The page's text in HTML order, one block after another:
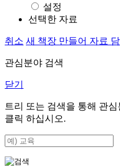
설정
선택한 자료
취소 새 책장 만들어 자료 담
관심분야 검색
닫기
트리 또는 검색을 통해 관
클릭 하십시오.